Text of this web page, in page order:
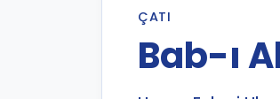
ÇATI
Bab-ı